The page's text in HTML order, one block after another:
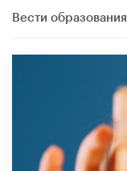
Вести образования